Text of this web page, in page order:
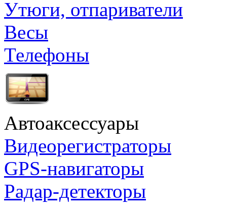
Утюги, отпариватели
Весы
Телефоны
Автоаксессуары
Видеорегистраторы
GPS-навигаторы
Радар-детекторы